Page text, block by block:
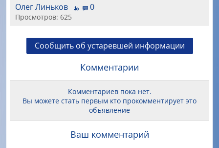
Олег Линьков 0
Просмотров: 625
Сообщить об устаревшей информации
Комментарии
Комментариев пока нет.
Вы можете стать первым кто прокомментирует это
объявление
Ваш комментарий